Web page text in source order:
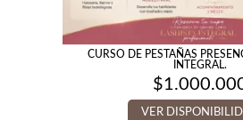
CURSO DE PESTAÑAS
INTEGRAL.
$
VER